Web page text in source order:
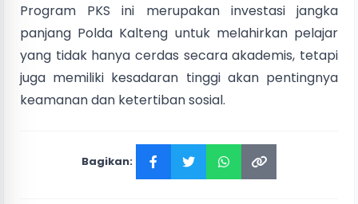
Program PKS ini merupakan investasi jangka
panjang Polda Kalteng untuk melahirkan pelajar
yang tidak hanya cerdas secara akademis, tetapi
juga memiliki kesadaran tinggi akan pentingnya
keamanan dan ketertiban sosial.
Bagikan: